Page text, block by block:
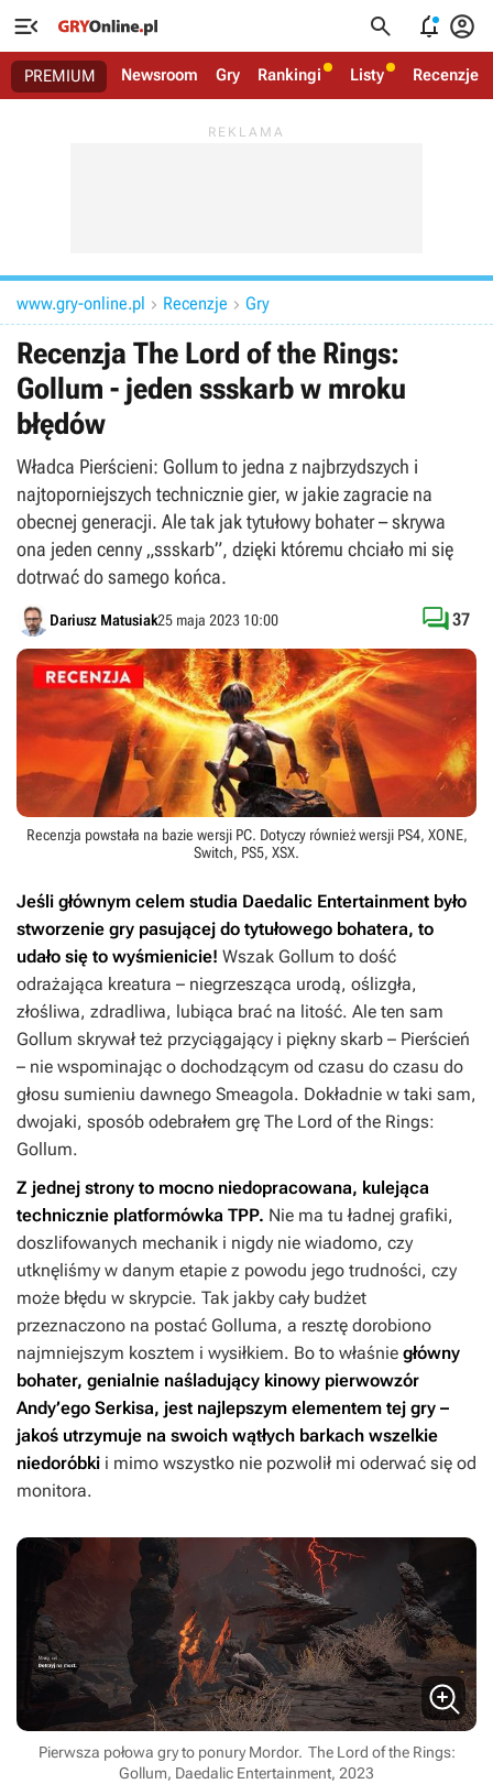
   
PREMIUM Newsroom Gry Rankingi Listy Recenzje
www.gry-online.pl  Recenzje  Gry
Recenzja The Lord of the Rings:
Gollum - jeden ssskarb w mroku
błędów
Władca Pierścieni: Gollum to jedna z najbrzydszych i
najtoporniejszych technicznie gier, w jakie zagracie na
obecnej generacji. Ale tak jak tytułowy bohater – skrywa
ona jeden cenny „ssskarb”, dzięki któremu chciało mi się
dotrwać do samego końca.
Dariusz Matusiak25 maja 2023 10:00 37
Recenzja powstała na bazie wersji PC. Dotyczy również wersji PS4, XONE,
Switch, PS5, XSX.
Jeśli głównym celem studia Daedalic Entertainment było
stworzenie gry pasującej do tytułowego bohatera, to
udało się to wyśmienicie! Wszak Gollum to dość
odrażająca kreatura – niegrzesząca urodą, oślizgła,
złośliwa, zdradliwa, lubiąca brać na litość. Ale ten sam
Gollum skrywał też przyciągający i piękny skarb – Pierścień
– nie wspominając o dochodzącym od czasu do czasu do
głosu sumieniu dawnego Smeagola. Dokładnie w taki sam,
dwojaki, sposób odebrałem grę The Lord of the Rings:
Gollum.
Z jednej strony to mocno niedopracowana, kulejąca
technicznie platformówka TPP. Nie ma tu ładnej grafiki,
doszlifowanych mechanik i nigdy nie wiadomo, czy
utknęliśmy w danym etapie z powodu jego trudności, czy
może błędu w skrypcie. Tak jakby cały budżet
przeznaczono na postać Golluma, a resztę dorobiono
najmniejszym kosztem i wysiłkiem. Bo to właśnie główny
bohater, genialnie naśladujący kinowy pierwowzór
Andy’ego Serkisa, jest najlepszym elementem tej gry –
jakoś utrzymuje na swoich wątłych barkach wszelkie
niedoróbki i mimo wszystko nie pozwolił mi oderwać się od
monitora.
Pierwsza połowa gry to ponury Mordor. The Lord of the Rings:
Gollum, Daedalic Entertainment, 2023